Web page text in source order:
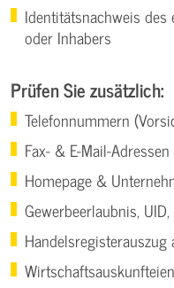
Identitätsnachweis
oder Inhabers
Prüfen Sie zusätzlich:
Telefonnummern
Fax- & E-Mail-
Homepage &
Gewerbeerlaubnis,